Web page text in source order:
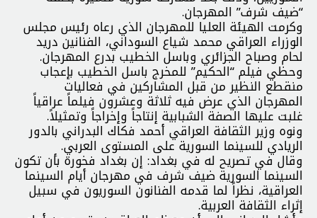
“ضيف شرف” المهرجان.
وكرمت الهيئة العليا للمهرجان الذي رعاه رئيس مجلس
الوزراء العراقي محمد شياع السوداني، الفنانين دريد
لحام وصباح الجزائري وباسل الخطيب بدرع المهرجان.
وحظي فيلم “الحكيم” للمخرج باسل الخطيب بإعجاب
منقطع النظير من قبل المشاركين في فعاليات
المهرجان الذي عرض فيه ثلاثة وعشرون فيلماً عراقياً
غلبت عليها الصفة الشبابية إنتاجاً وإخراجاً وتمثيلاً.
ونوه وزير الثقافة العراقي أحمد فكاك البدراني بالدور
الريادي للسينما السورية على المستوى العربي.
وقال في تصريح له في بغداد: إن بغداد فخورة بأن تكون
السينما السورية ضيف شرف في مهرجان أيام السينما
العراقية، نظراً لما قدمه الفنانون السوريون في سبيل
إثراء الثقافة العربية.